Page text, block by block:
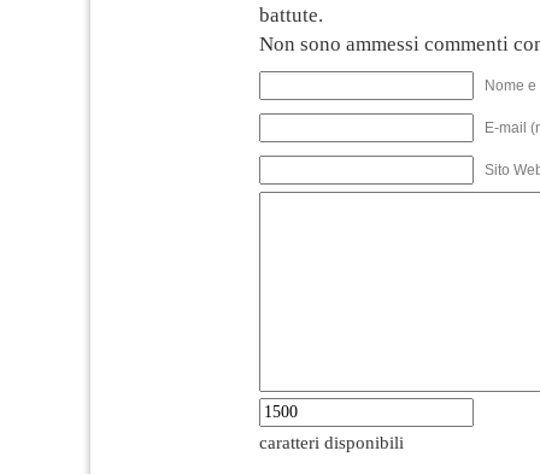
battute.
Non sono ammessi commenti
Nome
E-mail
Sito
caratteri disponibili